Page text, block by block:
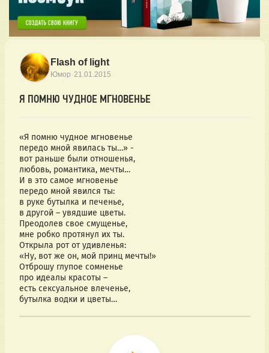
Flash of light
Юмор ·21.01.2015
Я ПОМНЮ ЧУДНОЕ МГНОВЕНЬЕ
«Я помню чудное мгновенье
передо мной явилась ты…» -
вот раньше были отношенья,
любовь, романтика, мечты…
И в это самое мгновенье
передо мной явился ты:
в руке бутылка и печенье,
в другой – увядшие цветы.
Преодолев свое смущенье,
мне робко протянул их ты.
Открыла рот от удивленья:
«Ну, вот же он, мой принц мечты!»
Отброшу глупое сомненье
про идеалы красоты –
есть сексуальное влеченье,
бутылка водки и цветы…